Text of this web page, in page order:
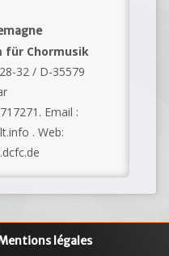
für Chormusik
32 / D-35579
Email :
. Web:
légales